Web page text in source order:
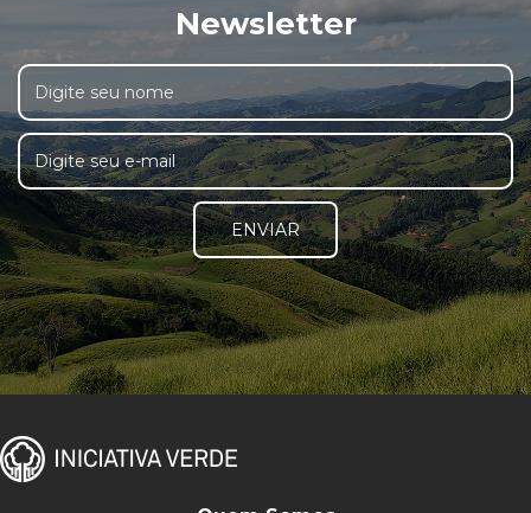
Newsletter
ENVIAR